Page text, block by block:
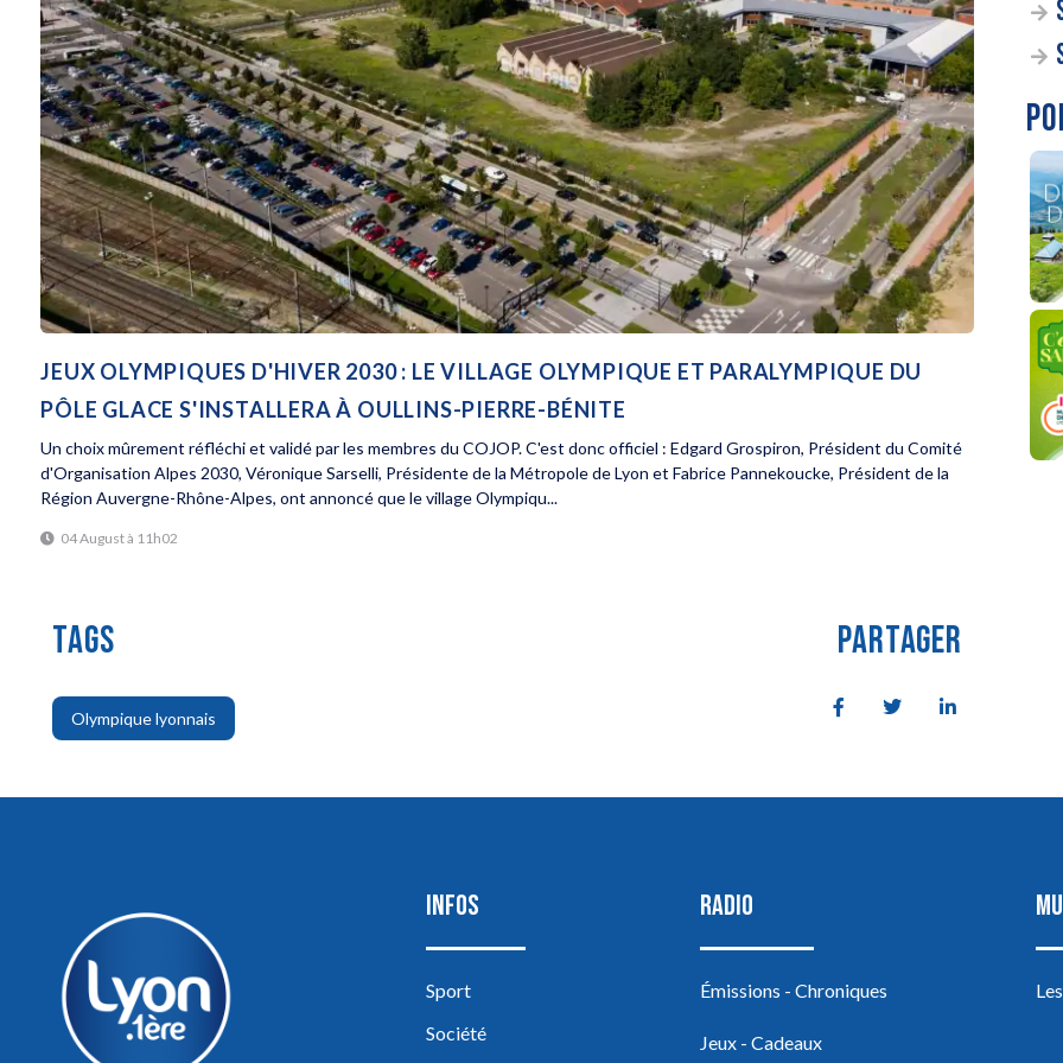
JEUX OLYMPIQUES D'HIVER 2030 : LE VILLAGE OLYMPIQUE ET PARALYMPIQUE DU
PÔLE GLACE S'INSTALLERA À OULLINS-PIERRE-BÉNITE
Un choix mûrement réfléchi et validé par les membres du COJOP. C'est donc officiel : Edgard Grospiron, Président du Comité
d'Organisation Alpes 2030, Véronique Sarselli, Présidente de la Métropole de Lyon et Fabrice Pannekoucke, Président de la
Région Auvergne-Rhône-Alpes, ont annoncé que le village Olympiqu...
04 August à 11h02
TAGS
Olympique lyonnais
PARTAGER
INFOS
Sport
Société
RADIO
Émissions - Chroniques
Jeux - Cadeaux